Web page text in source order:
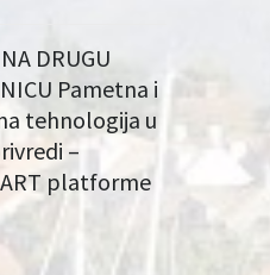
DRUGU
Pametna i
tehnologija u
–
platforme